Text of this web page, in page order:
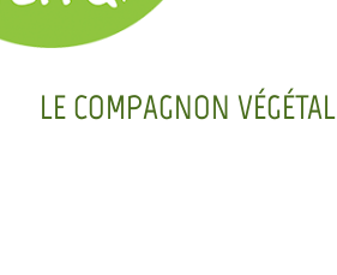
LE COMPAGNON VÉGÉTAL